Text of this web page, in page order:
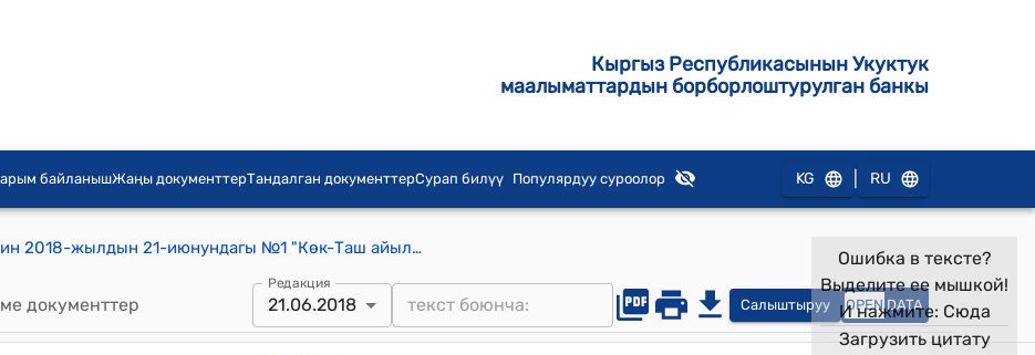
Кыргыз Республикасынын Укуктук
маалыматтардын борборлоштурулган банкы
байланышЖаңы документтерТандалган документтерСурап билүү Популярдуу суроолор KG RU
Акназаров айылдык кеңешинин 2018-жылдын 21-июнундагы №1 "Көк-Таш айылынын тургундарынын кайрылуусу жөнүндө" токтому
документтер
Редакция
21.06.2018 Салыштыруу OPEN DATA
Ошибка в тексте?
Выделите ее мышкой!
И нажмите: Сюда
Загрузить цитату